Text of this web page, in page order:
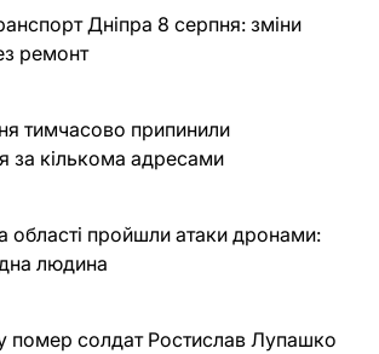
Дніпра 8 серпня: зміни
ремонт
тимчасово припинили
за кількома адресами
області пройшли атаки дронами:
людина
помер солдат Ростислав Лупашко